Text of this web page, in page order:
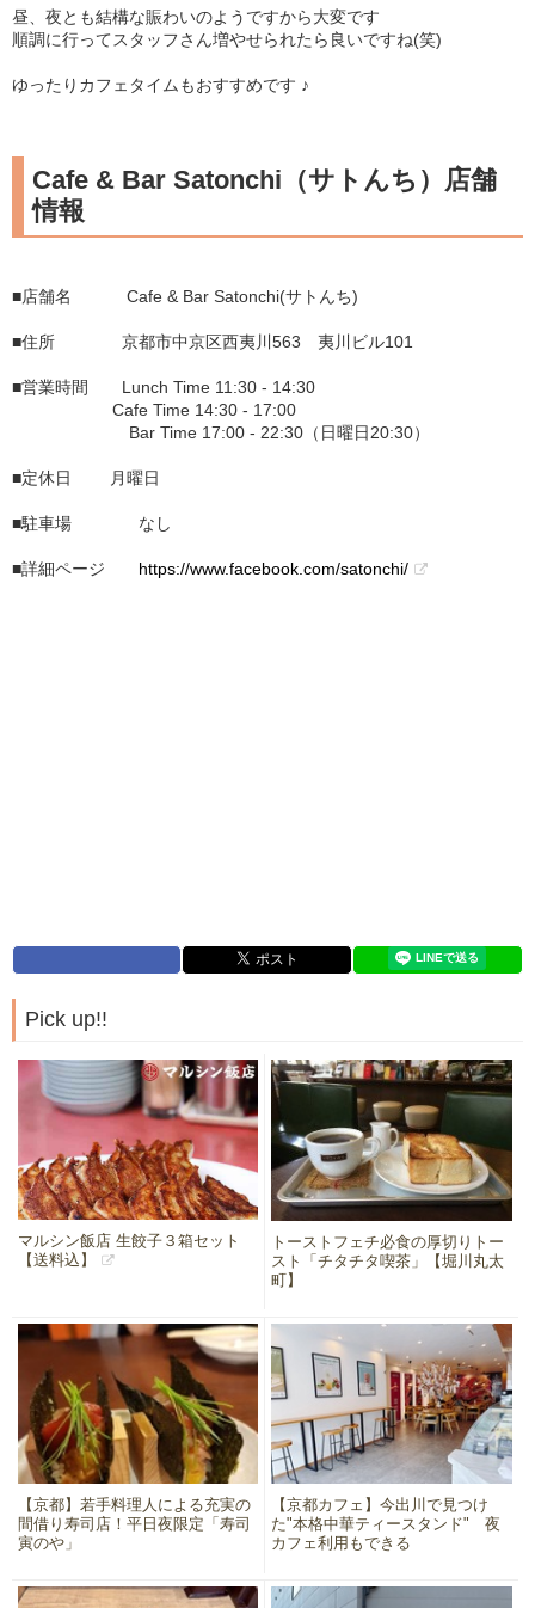
昼、夜とも結構な賑わいのようですから大変です
順調に行ってスタッフさん増やせられたら良いですね(笑)
ゆったりカフェタイムもおすすめです ♪
Cafe & Bar Satonchi（サトんち）店舗
情報
■店舗名 Cafe & Bar Satonchi(サトんち)
■住所 京都市中京区西夷川563 夷川ビル101
■営業時間 Lunch Time 11:30 - 14:30
Cafe Time 14:30 - 17:00
Bar Time 17:00 - 22:30（日曜日20:30）
■定休日 月曜日
■駐車場 なし
■詳細ページ https://www.facebook.com/satonchi/
Pick up!!
マルシン飯店 生餃子３箱セット
【送料込】
トーストフェチ必食の厚切りトー
スト「チタチタ喫茶」【堀川丸太
町】
【京都】若手料理人による充実の
間借り寿司店！平日夜限定「寿司
寅のや」
【京都カフェ】今出川で見つけ
た"本格中華ティースタンド" 夜
カフェ利用もできる